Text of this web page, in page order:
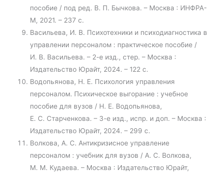
пособие / под ред. В. П. Бычкова. – Москва : ИНФРА-
М, 2021. – 237 с.
Васильева, И. В. Психотехники и психодиагностика в
управлении персоналом : практическое пособие /
И. В. Васильева. – 2-е изд., стер. – Москва :
Издательство Юрайт, 2024. – 122 с.
Водопьянова, Н. Е. Психология управления
персоналом. Психическое выгорание : учебное
пособие для вузов / Н. Е. Водопьянова,
Е. С. Старченкова. – 3-е изд., испр. и доп. – Москва :
Издательство Юрайт, 2024. – 299 с.
Волкова, А. С. Антикризисное управление
персоналом : учебник для вузов / А. С. Волкова,
М. М. Кудаева. – Москва : Издательство Юрайт,